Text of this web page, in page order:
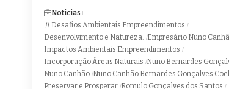
Noticias
Desafios Ambientais Empreendimentos
Desenvolvimento e Natureza. Empresário Nuno
Impactos Ambientais Empreendimentos
Incorporação Áreas Naturais Nuno Bernardes
Nuno Canhão Nuno Canhão Bernardes Gonçalves
Preservar e Prosperar Romulo Gonçalves dos Santos